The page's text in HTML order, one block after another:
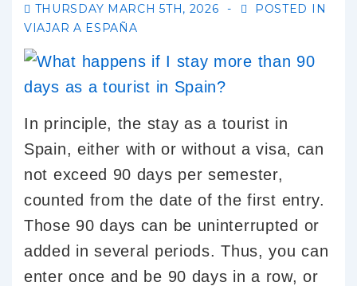
THURSDAY MARCH 5TH, 2026
POSTED IN
VIAJAR A ESPAÑA
In principle, the stay as a tourist in
Spain, either with or without a visa, can
not exceed 90 days per semester,
counted from the date of the first entry.
Those 90 days can be uninterrupted or
added in several periods. Thus, you can
enter once and be 90 days in a row, or